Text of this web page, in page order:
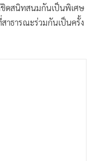
ชิดสนิทสนมกันเป็นพิเศษ
าธารณะร่วมกันเป็นครั้ง